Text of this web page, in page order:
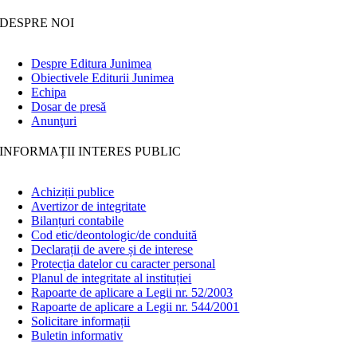
DESPRE NOI
Despre Editura Junimea
Obiectivele Editurii Junimea
Echipa
Dosar de presă
Anunţuri
INFORMAȚII INTERES PUBLIC
Achiziții publice
Avertizor de integritate
Bilanțuri contabile
Cod etic/deontologic/de conduită
Declarații de avere și de interese
Protecția datelor cu caracter personal
Planul de integritate al instituției
Rapoarte de aplicare a Legii nr. 52/2003
Rapoarte de aplicare a Legii nr. 544/2001
Solicitare informații
Buletin informativ